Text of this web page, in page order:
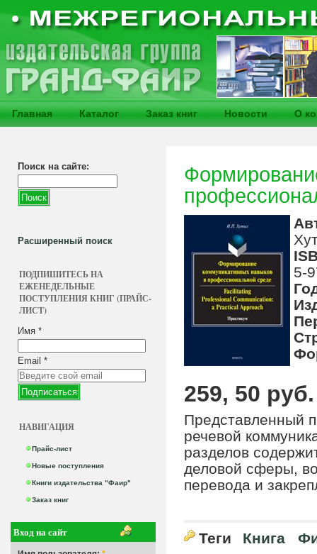
Главная Каталог Заказ книг Новости О
Поиск на сайте:
Расширенный поиск
ПОДПИШИТЕСЬ НА
ЕЖЕНЕДЕЛЬНЫЕ
ПОСТУПЛЕНИЯ КНИГ (ПРАЙС-
ЛИСТ)
Имя *
Email *
НАВИГАЦИЯ
Прайс-лист
Новые поступления
Книги издательства "Фаир"
Заказ книг
Вход на сайт
5-
259, 50 руб.
Представленный
речевой
разделов
деловой сферы,
перевода и
Теги Книга